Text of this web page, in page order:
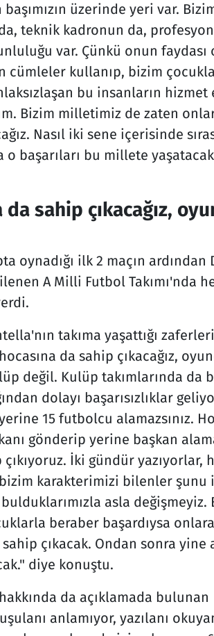
üzerinde yeri var.
teknik kadronun da,
var. Çünkü onun faydası
cümleler kullanıp, bizim
bu insanların
Bizim milletimiz de zaten
Nasıl iki sene içerisinde
başarıları bu millete
da sahip çıkacağız,
oynadığı ilk 2 maçın ardından
A Milli Futbol Takımı'nda
takıma yaşattığı
da sahip çıkacağız,
değil. Kulüp takımlarında da
dolayı başarısızlıklar
15 futbolcu alamazsınız.
gönderip yerine başkan
İki gündür yazıyorlar,
karakterimizi bilenler
asla değişmeyiz.
beraber başardıysa
çıkacak. Ondan sonra yine
diye konuştu.
da açıklamada bulunan
anlamıyor, yazılanı